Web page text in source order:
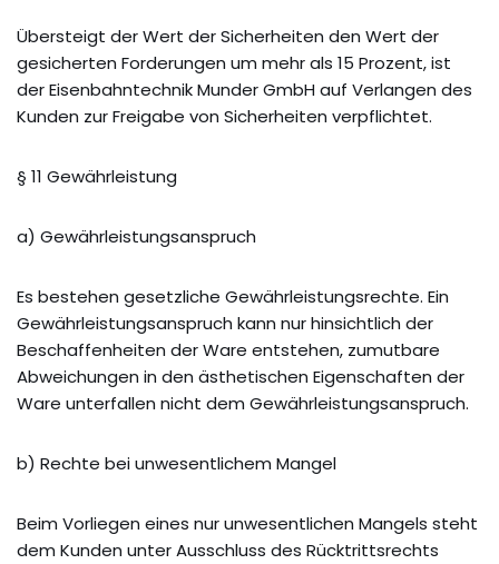
Übersteigt der Wert der Sicherheiten den Wert der
gesicherten Forderungen um mehr als 15 Prozent, ist
der Eisenbahntechnik Munder GmbH auf Verlangen des
Kunden zur Freigabe von Sicherheiten verpflichtet.
§ 11 Gewährleistung
a) Gewährleistungsanspruch
Es bestehen gesetzliche Gewährleistungsrechte. Ein
Gewährleistungsanspruch kann nur hinsichtlich der
Beschaffenheiten der Ware entstehen, zumutbare
Abweichungen in den ästhetischen Eigenschaften der
Ware unterfallen nicht dem Gewährleistungsanspruch.
b) Rechte bei unwesentlichem Mangel
Beim Vorliegen eines nur unwesentlichen Mangels steht
dem Kunden unter Ausschluss des Rücktrittsrechts